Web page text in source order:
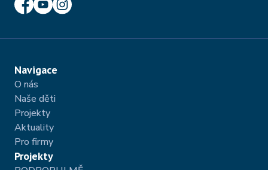
Navigace
O nás
Naše děti
Projekty
Aktuality
Pro firmy
Projekty